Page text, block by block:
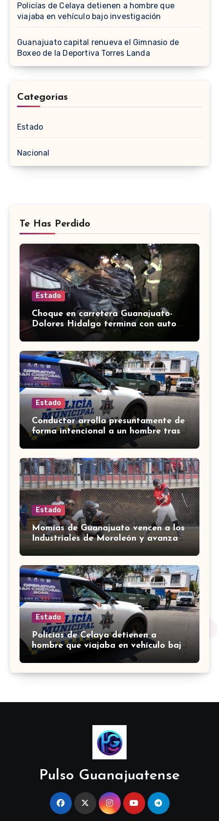
Policías de Celaya detienen a hombre que
viajaba en vehículo bajo investigación
Guanajuato capital renueva el Gimnasio de
Boxeo de la Deportiva Torres Landa
Categorias
Estado
Nacional
Te Has Perdido
Estado
Choque en carretera Guanajuato-
Dolores Hidalgo termina con auto
volcado y daños materiales
Estado
Conductor arrolla presuntamente de
forma intencional a un hombre tras
una riña en Celaya
Estado
Momias de Guanajuato vencen a los
Industriales de Moroleón y avanzan
a la final estatal de béisbol
Estado
Policías de Celaya detienen a
hombre que viajaba en vehículo bajo
investigación
Pulso Guanajuatense